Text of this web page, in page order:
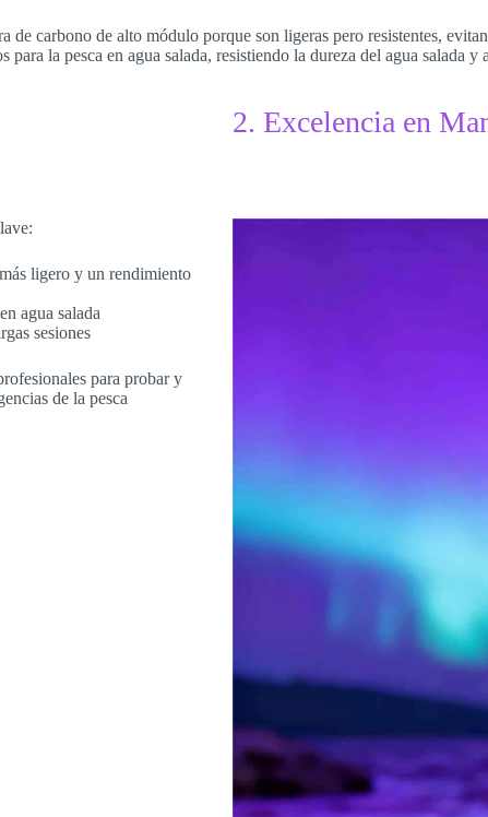
carbono de alto módulo porque son ligeras pero resistentes,
la pesca en agua salada, resistiendo la dureza del agua salada y
2. Excelencia en
ligero y un rendimiento
agua salada
sesiones
para probar y
de la pesca